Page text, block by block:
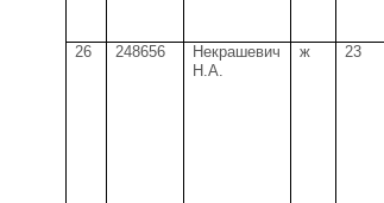
26 248656
Некрашевич
Н.А.
ж 23